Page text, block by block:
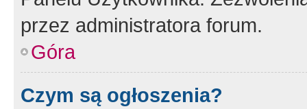
przez administratora forum.
Góra
Czym są ogłoszenia?